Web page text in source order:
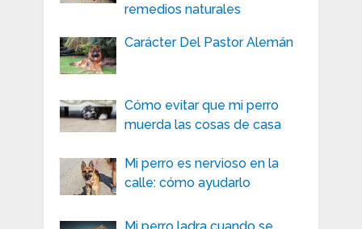
remedios naturales
Carácter Del Pastor Alemán
Cómo evitar que mi perro
muerda las cosas de casa
Mi perro es nervioso en la
calle: cómo ayudarlo